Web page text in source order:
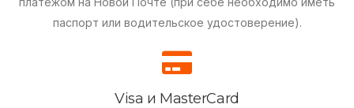
паспорт или водительское удостоверение).
Visa и MasterCard